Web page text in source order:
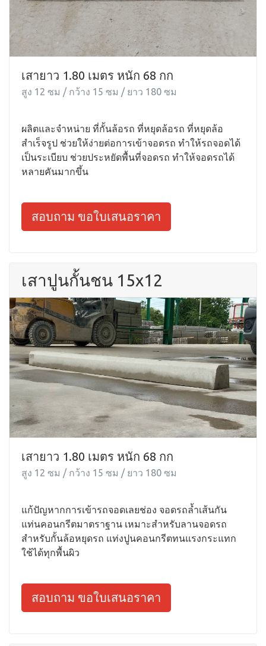
เสายาว 1.80 เมตร หนัก 68 กก
สูง 12 ซม / กว้าง 15 ซม / ยาว 180 ซม
ผลิตและจำหน่าย ที่กั้นล้อรถ ที่หยุดล้อรถ ที่หยุดล้อ
สำเร็จรูป ช่วยให้ง่ายต่อการเข้าจอดรถ ทำให้รถจอดได้
เป็นระเบียบ ช่วยประหยัดพื้นที่จอดรถ ทำให้จอดรถได้
หลายคันมากขึ้น
สอบถาม ขอใบเสนอราคา
เสาปูนกั้นชน 15x12
เสายาว 1.80 เมตร หนัก 68 กก
สูง 12 ซม / กว้าง 15 ซม / ยาว 180 ซม
แก้ปัญหากการเข้ารถจอดเลยช่อง จอดรถล้ำเส้นกัน
แท่นคอนกรีตมาตราฐาน เหมาะสำหรับลานจอดรถ
สำหรับกั้นล้อหยุดรถ แท่งปูนคอนกรีตทนแรงกระแทก
ใช้ได้ทุกพื้นผิว
สอบถาม ขอใบเสนอราคา